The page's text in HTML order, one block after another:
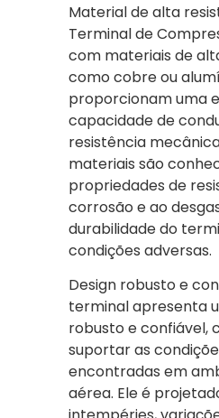
Material de alta
Terminal de
com materiais de
como cobre ou
proporcionam uma
capacidade de
resistência
materiais são
propriedades de
corrosão e ao
durabilidade do
condições adversas.
Design robusto e
terminal apresenta
robusto e confiável,
suportar as
encontradas em
aérea. Ele é